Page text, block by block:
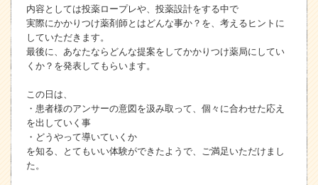
内容としては投薬ロープレや、投薬設計をする中で
実際にかかりつけ薬剤師とはどんな事か？を、考えるヒントに
していただきます。
最後に、あなたならどんな提案をしてかかりつけ薬局にしてい
くか？を発表してもらいます。
この日は、
・患者様のアンサーの意図を汲み取って、個々に合わせた応え
を出していく事
・どうやって導いていくか
を知る、とてもいい体験ができたようで、ご満足いただけまし
た。